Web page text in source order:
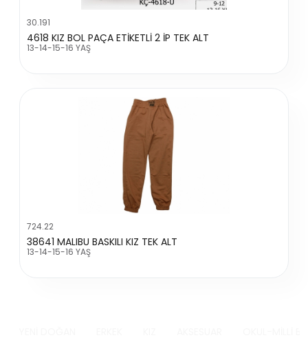
30.191
4618 KIZ BOL PAÇA ETİKETLİ 2 İP TEK ALT
13-14-15-16 YAŞ
724.22
38641 MALIBU BASKILI KIZ TEK ALT
13-14-15-16 YAŞ